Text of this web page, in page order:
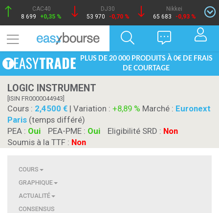
CAC40
8 699
+0,35 %
DJ30
53 970
-0,70 %
Nikkei
65 683
-0,93 %
PLUS DE 20 000 PRODUITS À 0€ DE FRAIS
DE COURTAGE
LOGIC INSTRUMENT
[ISIN FR0000044943]
Cours : 2,4500 | Variation : +8,89 % Marché : Euronext
Paris (temps différé)
PEA : Oui PEA-PME : Oui Eligibilité SRD : Non
Soumis à la TTF : Non
COURS
GRAPHIQUE
ACTUALITÉ
CONSENSUS